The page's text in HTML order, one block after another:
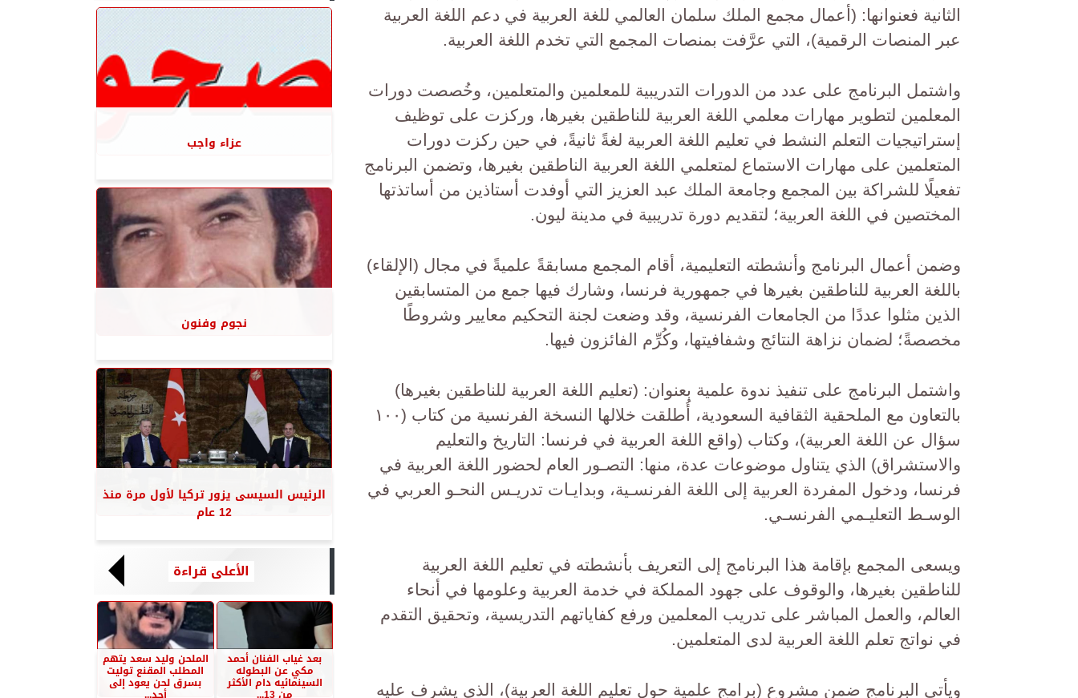
الثانية فعنوانها: (أعمال مجمع الملك سلمان العالمي للغة العربية في دعم اللغة العربية
عبر المنصات الرقمية)، التي عرَّفت بمنصات المجمع التي تخدم اللغة العربية.
واشتمل البرنامج على عدد من الدورات التدريبية للمعلمين والمتعلمين، وخُصصت دورات
المعلمين لتطوير مهارات معلمي اللغة العربية للناطقين بغيرها، وركزت على توظيف
إستراتيجيات التعلم النشط في تعليم اللغة العربية لغةً ثانيةً، في حين ركزت دورات
المتعلمين على مهارات الاستماع لمتعلمي اللغة العربية الناطقين بغيرها، وتضمن البرنامج
تفعيلًا للشراكة بين المجمع وجامعة الملك عبد العزيز التي أوفدت أستاذين من أساتذتها
المختصين في اللغة العربية؛ لتقديم دورة تدريبية في مدينة ليون.
وضمن أعمال البرنامج وأنشطته التعليمية، أقام المجمع مسابقةً علميةً في مجال (الإلقاء)
باللغة العربية للناطقين بغيرها في جمهورية فرنسا، وشارك فيها جمع من المتسابقين
الذين مثلوا عددًا من الجامعات الفرنسية، وقد وضعت لجنة التحكيم معايير وشروطًا
مخصصةً؛ لضمان نزاهة النتائج وشفافيتها، وكُرِّم الفائزون فيها.
واشتمل البرنامج على تنفيذ ندوة علمية بعنوان: (تعليم اللغة العربية للناطقين بغيرها)
بالتعاون مع الملحقية الثقافية السعودية، أُطلقت خلالها النسخة الفرنسية من كتاب (١٠٠
سؤال عن اللغة العربية)، وكتاب (واقع اللغة العربية في فرنسا: التاريخ والتعليم
والاستشراق) الذي يتناول موضوعات عدة، منها: التصـور العام لحضور اللغة العربية في
فرنسا، ودخول المفردة العربية إلى اللغة الفرنسـية، وبدايـات تدريـس النحـو العربي في
الوسـط التعليـمي الفرنسـي.
ويسعى المجمع بإقامة هذا البرنامج إلى التعريف بأنشطته في تعليم اللغة العربية
للناطقين بغيرها، والوقوف على جهود المملكة في خدمة العربية وعلومها في أنحاء
العالم، والعمل المباشر على تدريب المعلمين ورفع كفاياتهم التدريسية، وتحقيق التقدم
في نواتج تعلم اللغة العربية لدى المتعلمين.
ويأتي البرنامج ضمن مشروع (برامج علمية حول تعليم اللغة العربية)، الذي يشرف عليه
عزاء واجب
نجوم وفنون
الرئيس السيسى يزور تركيا لأول مرة منذ
12 عام
الأعلى قراءة
بعد غياب الفنان أحمد
مكي عن البطوله
السينمائيه دام الأكثر
الملحن وليد سعد يتهم
المطلب المقنع توليت
بسرق لحن يعود إلى